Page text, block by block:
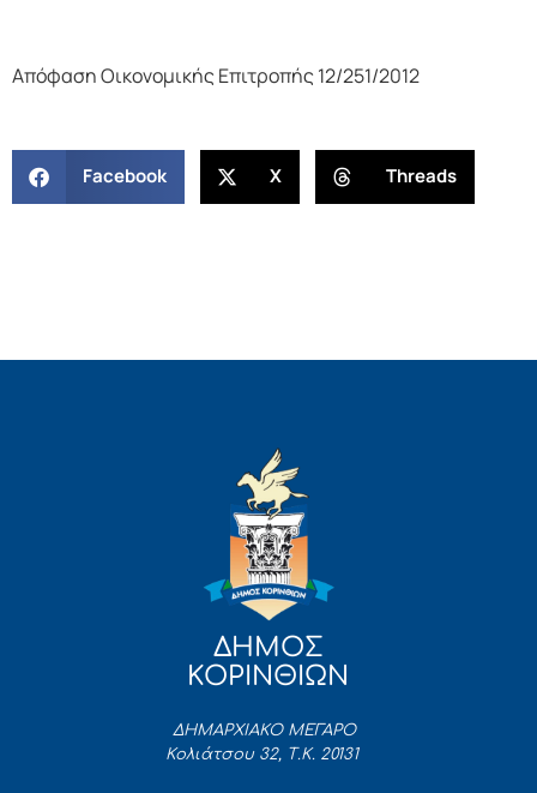
Απόφαση Οικονομικής Επιτροπής 12/251/2012
Facebook X Threads
ΔΗΜΟΣ
ΚΟΡΙΝΘΙΩΝ
ΔΗΜΑΡΧΙΑΚΟ ΜΕΓΑΡΟ
Κολιάτσου 32, Τ.Κ. 20131